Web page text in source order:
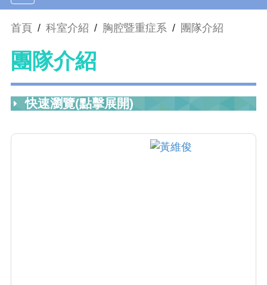
首頁 / 科室介紹 / 胸腔暨重症系 / 團隊介紹
團隊介紹
快速瀏覽(點擊展開)